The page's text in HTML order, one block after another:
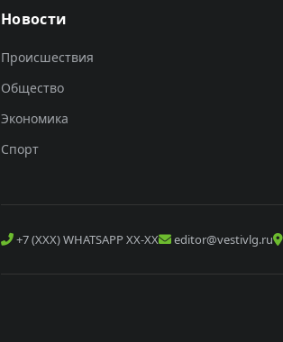
Новости
Происшествия
Общество
Экономика
Спорт
+7 (XXX) WHATSAPP XX-XX editor@vestivlg.ru